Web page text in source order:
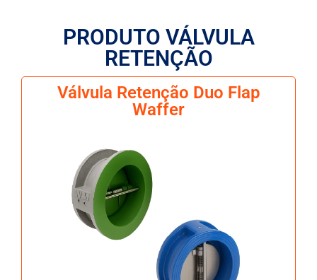
PRODUTO VÁLVULA
RETENÇÃO
Válvula Retenção Duo Flap
Waffer